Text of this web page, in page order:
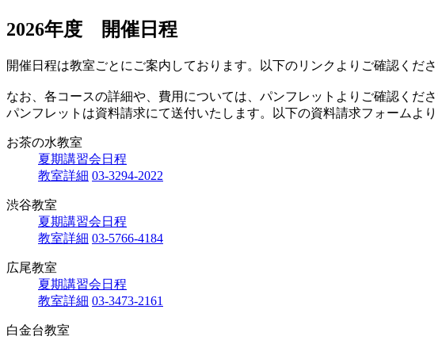
2026年度 開催日程
開催日程は教室ごとにご案内しております。以下のリンクよりご確認くださ
なお、各コースの詳細や、費用については、パンフレットよりご確認くださ
パンフレットは資料請求にて送付いたします。以下の資料請求フォームより
お茶の水教室
夏期講習会日程
教室詳細 03-3294-2022
渋谷教室
夏期講習会日程
教室詳細 03-5766-4184
広尾教室
夏期講習会日程
教室詳細 03-3473-2161
白金台教室